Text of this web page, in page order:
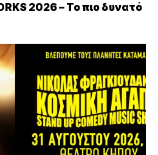
2026 – Το πιο δυνατό